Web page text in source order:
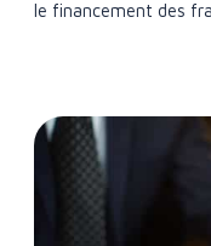
le financement des